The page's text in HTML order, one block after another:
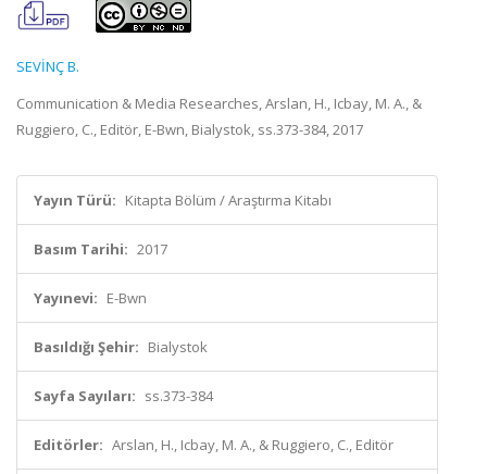
SEVİNÇ B.
Communication & Media Researches, Arslan, H., Icbay, M. A., &
Ruggiero, C., Editör, E-Bwn, Bialystok, ss.373-384, 2017
Yayın Türü: Kitapta Bölüm / Araştırma Kitabı
Basım Tarihi: 2017
Yayınevi: E-Bwn
Basıldığı Şehir: Bialystok
Sayfa Sayıları: ss.373-384
Editörler: Arslan, H., Icbay, M. A., & Ruggiero, C., Editör